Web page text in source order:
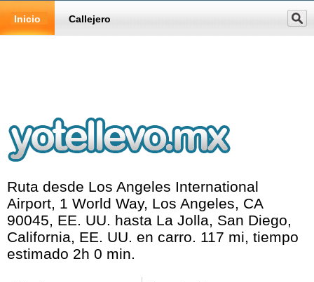
Inicio Callejero
Ruta desde Los Angeles International
Airport, 1 World Way, Los Angeles, CA
90045, EE. UU. hasta La Jolla, San Diego,
California, EE. UU. en carro. 117 mi, tiempo
estimado 2h 0 min.